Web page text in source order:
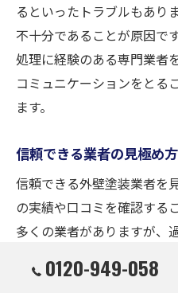
るといったトラブルもあり
不十分であることが原因で
処理に経験のある専門業者
コミュニケーションをとる
ます。
信頼できる業者の見極め方
信頼できる外壁塗装業者を
の実績や口コミを確認する
多くの業者がありますが、
評価を参考にすると、信頼
ります。また、見積もり
0120-949-058